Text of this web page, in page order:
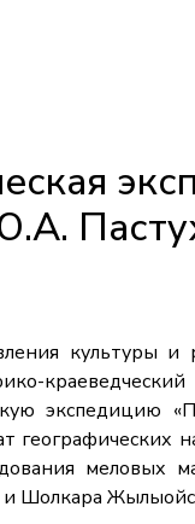
культуры и
экспедицию
географических
меловых
Шолкара